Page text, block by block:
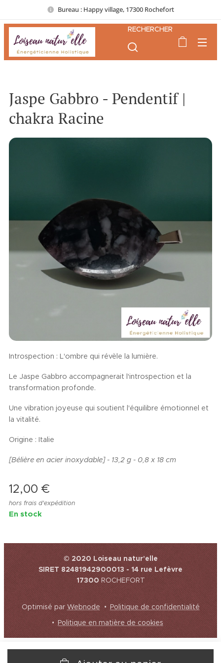
Bureau : Happy village, 17300 Rochefort
RECHERCHER
Jaspe Gabbro - Pendentif |
chakra Racine
Introspection : L'ombre qui révèle la lumière.
Le Jaspe Gabbro accompagnerait l'introspection et la
transformation profonde.
Une vibration joyeuse qui soutient l'équilibre émotionnel et
la vitalité.
Origine : Italie
[Bélière en acier inoxydable] - 13,2 g - 0,8 x 18 cm
12,00 €
hors frais d'expédition
En stock
© 2020 Loiseau natur'elle
SIRET 82481942900013 - 14 rue Lefèvre
17300ROCHEFORT
Optimisé parWebnode
Politique de confidentialité
Politique en matière de cookies